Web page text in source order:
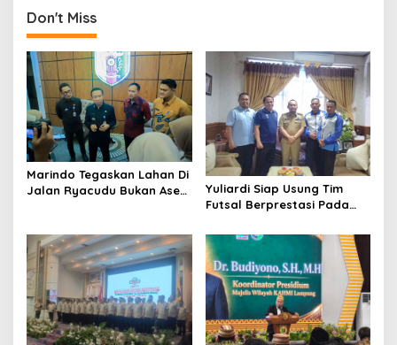
n
a
v
i
g
a
t
i
n
Don't Miss
Marindo Tegaskan Lahan Di
Jalan Ryacudu Bukan Aset
Yuliardi Siap Usung Tim
Futsal Berprestasi Pada